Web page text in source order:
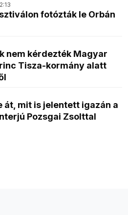
fotózták le Orbán
nem kérdezték Magyar
Tisza-kormány alatt
át, mit is jelentett igazán a
Pozsgai Zsolttal